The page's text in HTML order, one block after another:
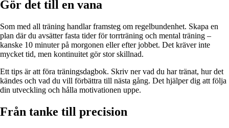
Gör det till en vana
Som med all träning handlar framsteg om regelbundenhet. Skapa en
plan där du avsätter fasta tider för torrträning och mental träning –
kanske 10 minuter på morgonen eller efter jobbet. Det kräver inte
mycket tid, men kontinuitet gör stor skillnad.
Ett tips är att föra träningsdagbok. Skriv ner vad du har tränat, hur det
kändes och vad du vill förbättra till nästa gång. Det hjälper dig att följa
din utveckling och hålla motivationen uppe.
Från tanke till precision